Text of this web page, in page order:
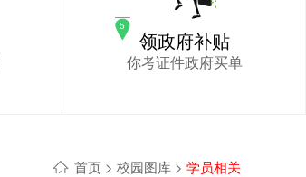
领政府补贴
你考证件政府买单
首页 > 校园图库 > 学员相关